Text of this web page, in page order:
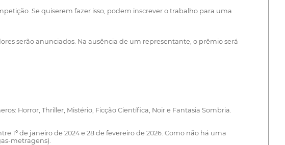
Se quiserem fazer isso, podem inscrever o trabalho para uma
serão anunciados. Na ausência de um representante, o prêmio será
Horror, Thriller, Mistério, Ficção Científica, Noir e Fantasia Sombria.
de janeiro de 2024 e 28 de fevereiro de 2026. Como não há uma
metragens).